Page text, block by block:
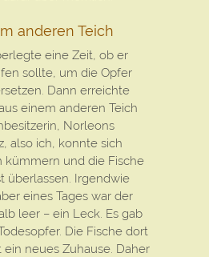
anderen Teich
eine Zeit, ob er
sollte, um die Opfer
Dann erreichte
einem anderen Teich
Norleons
also ich, konnte sich
kümmern und die Fische
überlassen. Irgendwie
eines Tages war der
leer – ein Leck. Es gab
Die Fische dort
neues Zuhause. Daher